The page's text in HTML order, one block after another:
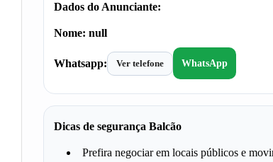
Dados do Anunciante:
Nome: null
Whatsapp: Ver telefone WhatsApp
Dicas de segurança Balcão
Prefira negociar em locais públicos e